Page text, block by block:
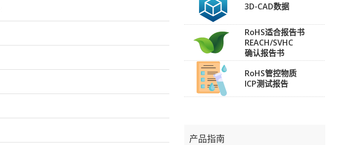
3D-CAD数据
RoHS适合报告书
REACH/SVHC
确认报告书
RoHS管控物质
ICP测试报告
产品指南